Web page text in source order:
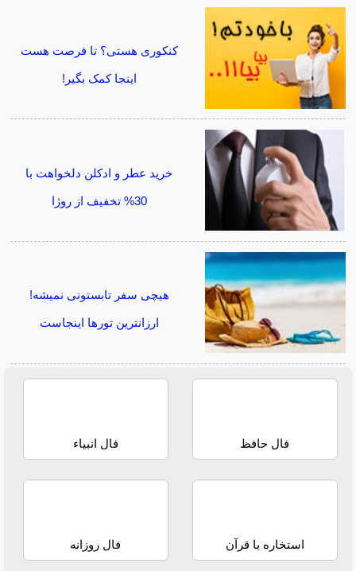
کنکوری هستی؟ تا فرصت هست
اینجا کمک بگیر!
خرید عطر و ادکلن دلخواهت با
30% تخفیف از روژا
هیچی سفر تابستونی نمیشه!
ارزانترین تورها اینجاست
فال حافظ فال انبیاء
استخاره با قرآن فال روزانه